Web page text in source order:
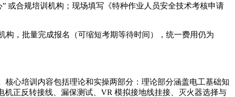
或合规培训机构；现场填写《特种作业人员安全技术考核申请
构，批量完成报名（可缩短考期等待时间），统一费用仍为
核心培训内容包括理论和实操两部分：理论部分涵盖电工基础知
正反转接线、漏保测试、VR 模拟接地线挂接、灭火器选择与